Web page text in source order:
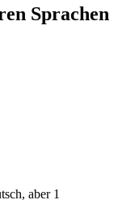
Sprachen
aber 1